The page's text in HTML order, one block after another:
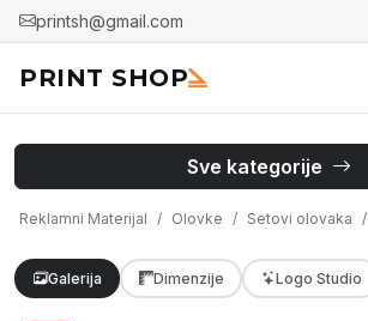
printsh@gmail.com
PRINT SHOP
Sve kategorije
Reklamni Materijal Olovke Setovi olovaka
Galerija Dimenzije Logo Studio